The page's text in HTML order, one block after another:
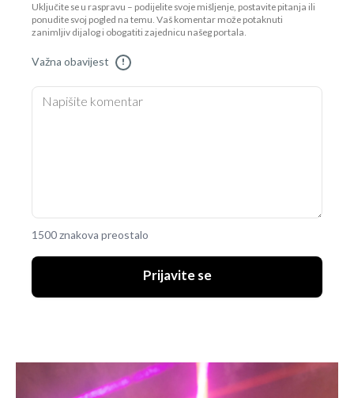
Uključite se u raspravu – podijelite svoje mišljenje, postavite pitanja ili
ponudite svoj pogled na temu. Vaš komentar može potaknuti
zanimljiv dijalog i obogatiti zajednicu našeg portala.
Važna obavijest !
1500 znakova preostalo
Prijavite se